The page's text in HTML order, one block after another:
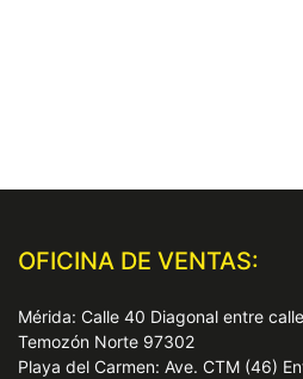
OFICINA DE VENTAS:
Mérida: Calle 40 Diagonal entre
Temozón Norte 97302
Playa del Carmen: Ave. CTM (46)